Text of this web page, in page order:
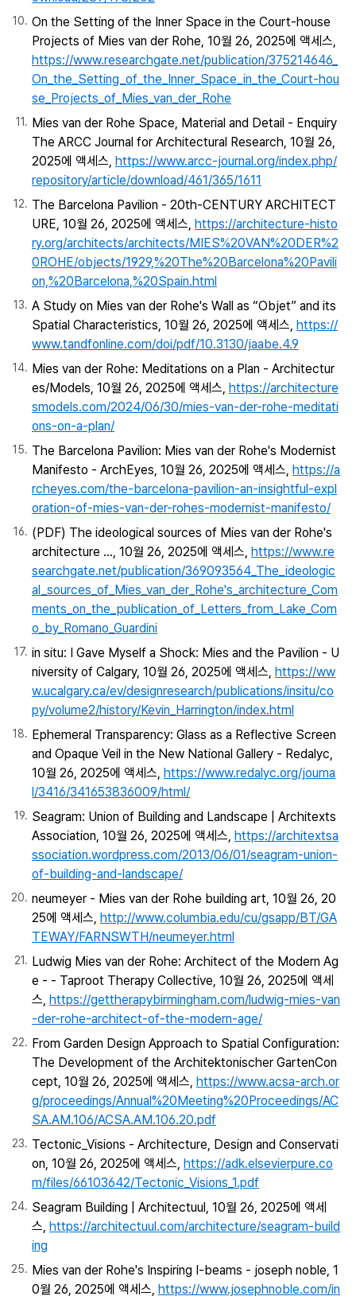
On the Setting of the Inner Space in the Court-house
Projects of Mies van der Rohe, 10월 26, 2025에 액세스,
https://www.researchgate.net/publication/375214646_
On_the_Setting_of_the_Inner_Space_in_the_Court-hou
se_Projects_of_Mies_van_der_Rohe
Mies van der Rohe Space, Material and Detail - Enquiry
The ARCC Journal for Architectural Research, 10월 26,
2025에 액세스, https://www.arcc-journal.org/index.php/
repository/article/download/461/365/1611
The Barcelona Pavilion - 20th-CENTURY ARCHITECT
URE, 10월 26, 2025에 액세스, https://architecture-histo
ry.org/architects/architects/MIES%20VAN%20DER%2
0ROHE/objects/1929,%20The%20Barcelona%20Pavili
on,%20Barcelona,%20Spain.html
A Study on Mies van der Rohe's Wall as “Objet” and its
Spatial Characteristics, 10월 26, 2025에 액세스, https://
www.tandfonline.com/doi/pdf/10.3130/jaabe.4.9
Mies van der Rohe: Meditations on a Plan - Architectur
es/Models, 10월 26, 2025에 액세스, https://architecture
smodels.com/2024/06/30/mies-van-der-rohe-meditati
ons-on-a-plan/
The Barcelona Pavilion: Mies van der Rohe's Modernist
Manifesto - ArchEyes, 10월 26, 2025에 액세스, https://a
rcheyes.com/the-barcelona-pavilion-an-insightful-expl
oration-of-mies-van-der-rohes-modernist-manifesto/
(PDF) The ideological sources of Mies van der Rohe's
architecture ..., 10월 26, 2025에 액세스, https://www.re
searchgate.net/publication/369093564_The_ideologic
al_sources_of_Mies_van_der_Rohe's_architecture_Com
ments_on_the_publication_of_Letters_from_Lake_Com
o_by_Romano_Guardini
in situ: I Gave Myself a Shock: Mies and the Pavilion - U
niversity of Calgary, 10월 26, 2025에 액세스, https://ww
w.ucalgary.ca/ev/designresearch/publications/insitu/co
py/volume2/history/Kevin_Harrington/index.html
Ephemeral Transparency: Glass as a Reflective Screen
and Opaque Veil in the New National Gallery - Redalyc,
10월 26, 2025에 액세스, https://www.redalyc.org/journa
l/3416/341653836009/html/
Seagram: Union of Building and Landscape | Architexts
Association, 10월 26, 2025에 액세스, https://architextsa
ssociation.wordpress.com/2013/06/01/seagram-union-
of-building-and-landscape/
neumeyer - Mies van der Rohe building art, 10월 26, 20
25에 액세스, http://www.columbia.edu/cu/gsapp/BT/GA
TEWAY/FARNSWTH/neumeyer.html
Ludwig Mies van der Rohe: Architect of the Modern Ag
e - - Taproot Therapy Collective, 10월 26, 2025에 액세
스, https://gettherapybirmingham.com/ludwig-mies-van
-der-rohe-architect-of-the-modern-age/
From Garden Design Approach to Spatial Configuration:
The Development of the Architektonischer GartenCon
cept, 10월 26, 2025에 액세스, https://www.acsa-arch.or
g/proceedings/Annual%20Meeting%20Proceedings/AC
SA.AM.106/ACSA.AM.106.20.pdf
Tectonic_Visions - Architecture, Design and Conservati
on, 10월 26, 2025에 액세스, https://adk.elsevierpure.co
m/files/66103642/Tectonic_Visions_1.pdf
Seagram Building | Architectuul, 10월 26, 2025에 액세
스, https://architectuul.com/architecture/seagram-build
ing
Mies van der Rohe's Inspiring I-beams - joseph noble, 1
0월 26, 2025에 액세스, https://www.josephnoble.com/in